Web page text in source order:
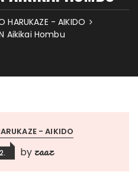
- AIKIDO
Aikikai Hombu
- AIKIDO
by zaaz